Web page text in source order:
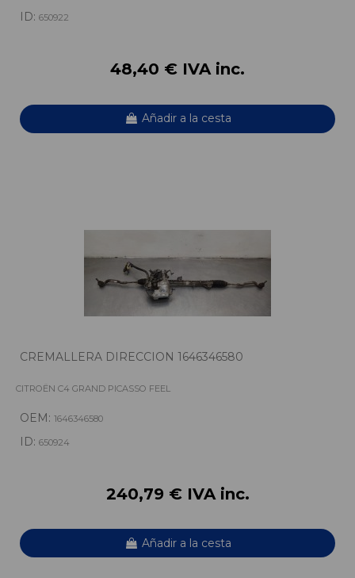
ID: 650922
48,40 € IVA inc.
Añadir a la cesta
CREMALLERA DIRECCION 1646346580
CITROËN C4 GRAND PICASSO FEEL
OEM: 1646346580
ID: 650924
240,79 € IVA inc.
Añadir a la cesta